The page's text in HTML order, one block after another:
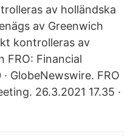
av holländska
av Greenwich
kontrolleras av
FRO: Financial
GlobeNewswire. FRO
26.3.2021 17.35 ·